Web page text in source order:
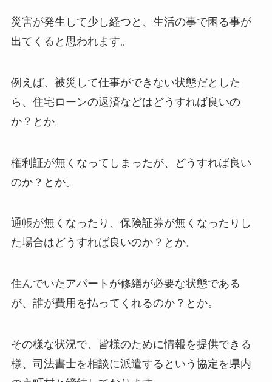
災害が発生して少し経つと、生活の事で困る事が
出てくると思われます。
例えば、被災して仕事ができない状態だとした
ら、住宅ローンの返済などはどうすれば良いの
か？とか。
権利証が無くなってしまったが、どうすれば良い
のか？とか。
通帳が無くなったり、保険証券が無くなったりし
た場合はどうすれば良いのか？とか。
住んでいたアパートが修繕が必要な状態である
が、誰が費用を払ってくれるのか？とか。
その様な状況で、皆様のために情報を提供できる
様、司法書士を相談に派遣するという協定を県内